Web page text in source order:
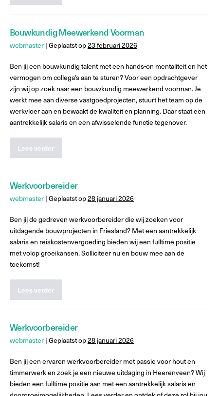
Bouwkundig Meewerkend Voorman
webmaster | Geplaatst op23 februari 2026
Ben jij een bouwkundig talent met een hands-on mentaliteit en het
vermogen om collega’s aan te sturen? Voor een opdrachtgever
zijn wij op zoek naar een bouwkundig meewerkend voorman. Je
werkt mee aan diverse vastgoedprojecten, stuurt het team op de
werkvloer aan en bewaakt de kwaliteit en planning. Daar staat een
aantrekkelijk salaris en een afwisselende functie tegenover.
Lees verder
Werkvoorbereider
webmaster | Geplaatst op28 januari 2026
Ben jij de gedreven werkvoorbereider die wij zoeken voor
uitdagende bouwprojecten in Friesland? Met een aantrekkelijk
salaris en reiskostenvergoeding bieden wij een fulltime positie
met volop groeikansen. Solliciteer nu en bouw mee aan de
toekomst!
Lees verder
Werkvoorbereider
webmaster | Geplaatst op28 januari 2026
Ben jij een ervaren werkvoorbereider met passie voor hout en
timmerwerk en zoek je een nieuwe uitdaging in Heerenveen? Wij
bieden een fulltime positie aan met een aantrekkelijk salaris en